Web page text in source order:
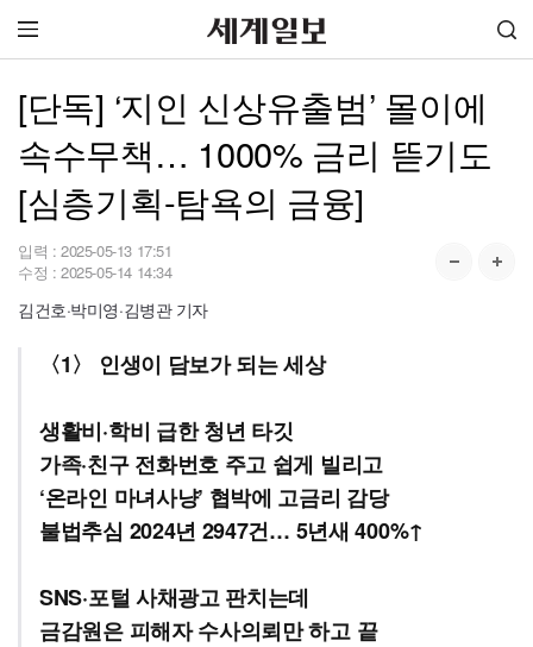
[단독] ‘지인 신상유출범’ 몰이에
속수무책… 1000% 금리 뜯기도
[심층기획-탐욕의 금융]
입력 : 2025-05-13 17:51
수정 : 2025-05-14 14:34
김건호·박미영·김병관 기자
〈1〉 인생이 담보가 되는 세상
생활비·학비 급한 청년 타깃
가족·친구 전화번호 주고 쉽게 빌리고
‘온라인 마녀사냥’ 협박에 고금리 감당
불법추심 2024년 2947건… 5년새 400%↑
SNS·포털 사채광고 판치는데
금감원은 피해자 수사의뢰만 하고 끝